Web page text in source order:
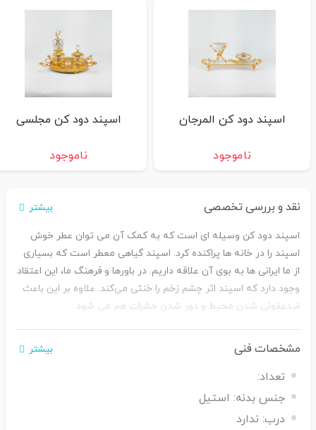
اسپند دود کن المرجان
ناموجود
اسپند دود کن مجلسی
ناموجود
نقد و بررسی تخصصی بیشتر
اسپند دود کن وسیله ‌ای است که به کمک آن می ‌توان عطر خوش
اسپند را در خانه ‌ها پراکنده کرد. اسپند گیاهی معطر است که بسیاری
از ما ایرانی ‌ها به بوی آن علاقه داریم. در باورها و فرهنگ ما، این اعتقاد
وجود دارد که اسپند اثر چشم‌ زخم را خنثی می‌کند. علاوه بر این باعث
ضدعفونی‌ شدن محیط و دور شدن حشرات هم می ‌شود.
معتقدند که این ماده عوامل بیماری ‌زا همچون انگل را از بین می ‌برد.
در آفریقا نیز زمانی که افراد تب می‌ کردند، با استفاده از اسپند به
مداوای آن ‌ها می ‌پرداختند. همچنین یونانیان نیز بر این باور بودند که
دود کردن اسپند برای درمان قاعدگی نامنظم مفید است. آن ‌ها دود
اسپند را به عنوان مسکن می ‌دانستند.
مشخصات فنی بیشتر
تعداد:
جنس بدنه: استیل
درب: ندارد